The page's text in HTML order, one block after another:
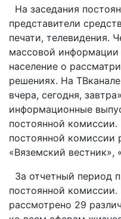
На заседания
представители
печати, телевидения.
массовой
население о
решениях. На
вчера, сегодня,
информационные
постоянной
постоянной комиссии
«Вяземский вестник»,
За отчетный период
постоянной комиссии.
рассмотрено 29